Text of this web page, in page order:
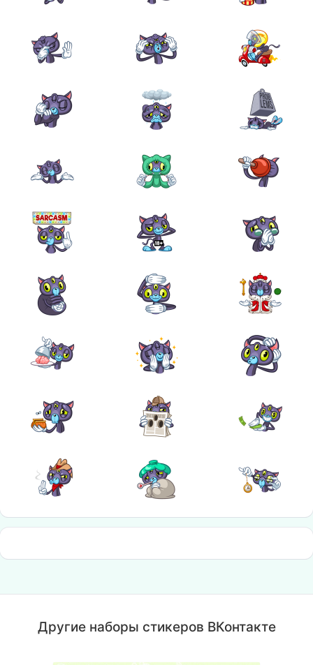
Другие наборы стикеров ВКонтакте